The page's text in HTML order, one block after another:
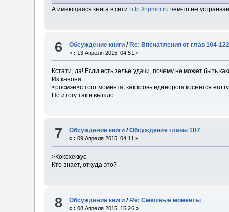
А имеющаяся книга в сети http://hpmor.ru чем-то не
6 Обсуждение книги /Re: Впечатления от глав 104-122
« : 13 Апреля 2015, 04:51 »
Кстати, да! Если есть зелье удачи, почему не может быть
Из канона:
<росмэн>с того момента, как кровь единорога коснётся его
По итогу так и вышло.
7 Обсуждение книги /Обсуждение главы 107
« : 09 Апреля 2015, 04:11 »
>Кокохеккус
Кто знает, откуда это?
8 Обсуждение книги /Re: Смешные моменты
« : 08 Апреля 2015, 15:26 »